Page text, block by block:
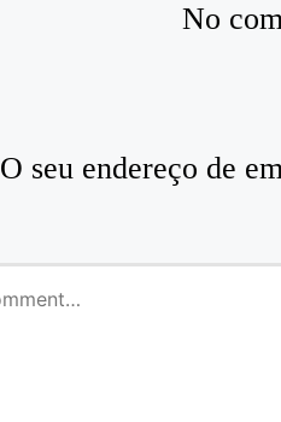
No
O seu endereço de